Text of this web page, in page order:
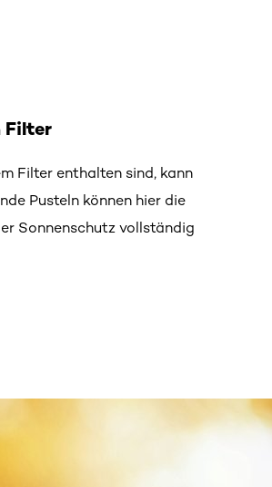
Filter
Filter enthalten sind, kann
Pusteln können hier die
Sonnenschutz vollständig